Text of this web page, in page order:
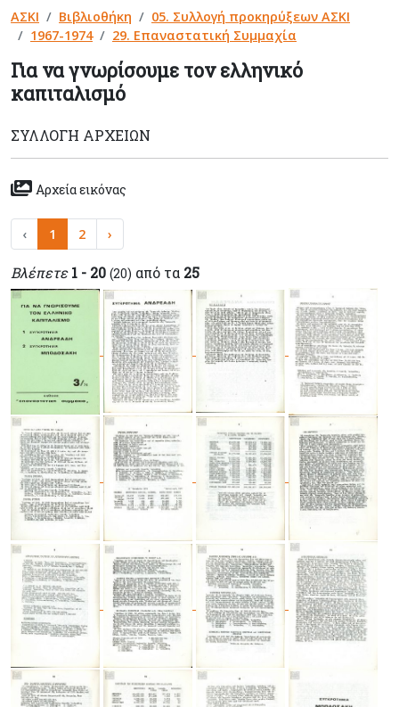
ΑΣΚΙ Βιβλιοθήκη
05. Συλλογή προκηρύξεων ΑΣΚΙ
1967-1974
29. Επαναστατική Συμμαχία
Για να γνωρίσουμε τον ελληνικό
καπιταλισμό
ΣΥΛΛΟΓΉ ΑΡΧΕΊΩΝ
Αρχεία εικόνας
‹ 1 2 ›
Βλέπετε 1 - 20 (20) από τα 25